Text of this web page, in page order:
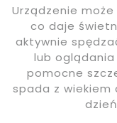
Urządzenie
co daje
aktywnie
lub
pomocne
spada z wiekiem